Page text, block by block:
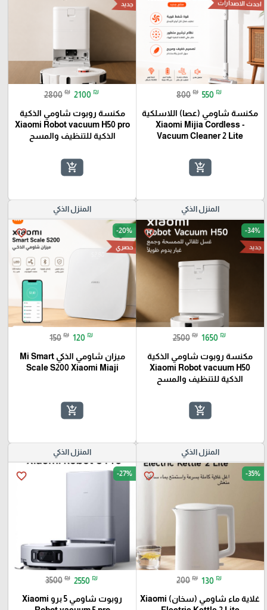
احدث الاصدارات
800 ₪ 550 ₪
مكنسة شاومي (عصا) اللاسلكية
- Xiaomi Mijia Cordless
Vacuum Cleaner 2 Lite
add_shopping_cart
جديد
2800 ₪ 2100 ₪
مكنسة روبوت شاومي الذكية
Xiaomi Robot vacuum H50 pro
الذكية للتنظيف والمسح
add_shopping_cart
المنزل الذكي
favorite_border -34%
جديد
2500 ₪ 1650 ₪
مكنسة روبوت شاومي الذكية
Xiaomi Robot vacuum H50
الذكية للتنظيف والمسح
add_shopping_cart
المنزل الذكي
favorite_border -20%
حصري
150 ₪ 120 ₪
ميزان شاومي الذكي Mi Smart
Scale S200 Xiaomi Miaji
add_shopping_cart
المنزل الذكي
favorite_border -35%
200 ₪ 130 ₪
غلاية ماء شاومي (سخان) Xiaomi
المنزل الذكي
favorite_border -27%
3500 ₪ 2550 ₪
روبوت شاومي 5 برو Xiaomi